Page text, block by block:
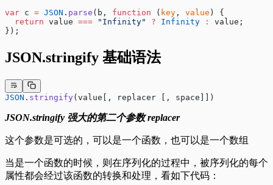
var c = JSON . parse (b, function ( key , value ) {
  return
value === "Infinity" ? Infinity :
value;
});
JSON.stringify 基础语法
JSON . stringify(value[, replacer [, space]])
JSON.stringify 强大的第二个参数 replacer
这个参数是可选的，可以是一个函数，也可以是一个数组
当是一个函数的时候，则在序列化的过程中，被序列化的每个
属性都会经过该函数的转换和处理，看如下代码：